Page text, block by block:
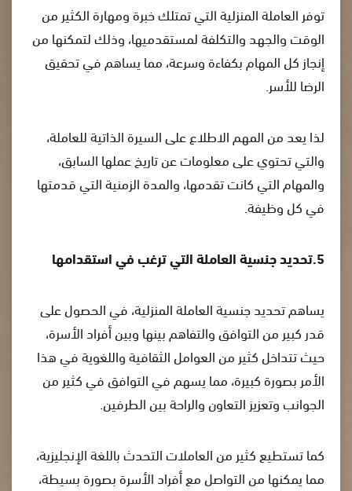
توفر العاملة المنزلية التي تمتلك خبرة ومهارة الكثير من
الوقت والجهد والتكلفة لمستقدميها، وذلك لتمكنها من
إنجاز كل المهام بكفاءة وسرعة، مما يساهم في تحقيق
الرضا للأسر.
لذا يعد من المهم الاطلاع على السيرة الذاتية للعاملة،
والتي تحتوي على معلومات عن تاريخ عملها السابق،
والمهام التي كانت تقدمها، والمدة الزمنية التي قدمتها
في كل وظيفة.
5.تحديد جنسية العاملة التي ترغب في استقدامها
يساهم تحديد جنسية العاملة المنزلية، في الحصول على
قدر كبير من التوافق والتفاهم بينها وبين أفراد الأسرة،
حيث تتداخل كثير من العوامل الثقافية واللغوية في هذا
الأمر بصورة كبيرة، مما يسهم في التوافق في كثير من
الجوانب وتعزيز التعاون والراحة بين الطرفين.
كما تستطيع كثير من العاملات التحدث باللغة الإنجليزية،
مما يمكنها من التواصل مع أفراد الأسرة بصورة بسيطة،